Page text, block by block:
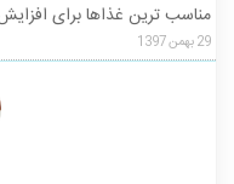
مناسب ترین غذاها برای
29بهمن1397